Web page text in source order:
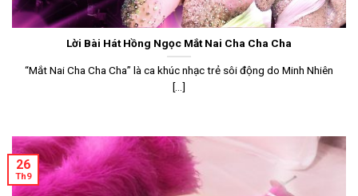
Lời Bài Hát Hồng Ngọc Mắt Nai Cha Cha Cha
“Mắt Nai Cha Cha Cha” là ca khúc nhạc trẻ sôi động do Minh Nhiên
[...]
26
Th9